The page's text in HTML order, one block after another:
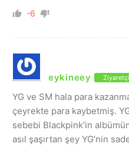
-6
eykineey Ziyaretçi
YG ve SM hala para
çeyrekte para kaybetmiş.
sebebi Blackpink’in
asıl şaşırtan şey YG’nin